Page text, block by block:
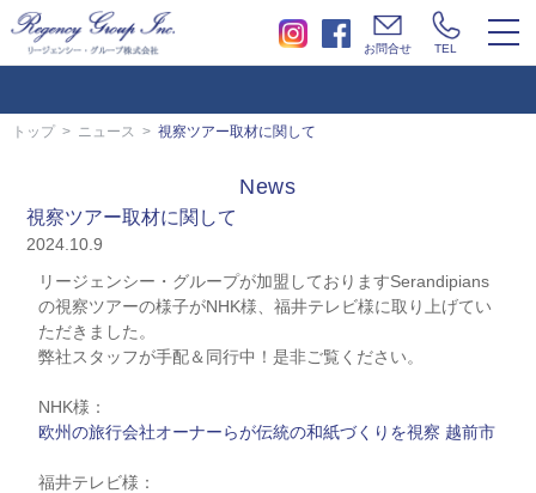
お問合せ TEL
トップ ニュース 視察ツアー取材に関して
News
視察ツアー取材に関して
2024.10.9
リージェンシー・グループが加盟しておりますSerandipians
の視察ツアーの様子がNHK様、福井テレビ様に取り上げてい
ただきました。
弊社スタッフが手配＆同行中！是非ご覧ください。
NHK様：
欧州の旅行会社オーナーらが伝統の和紙づくりを視察 越前市
福井テレビ様：